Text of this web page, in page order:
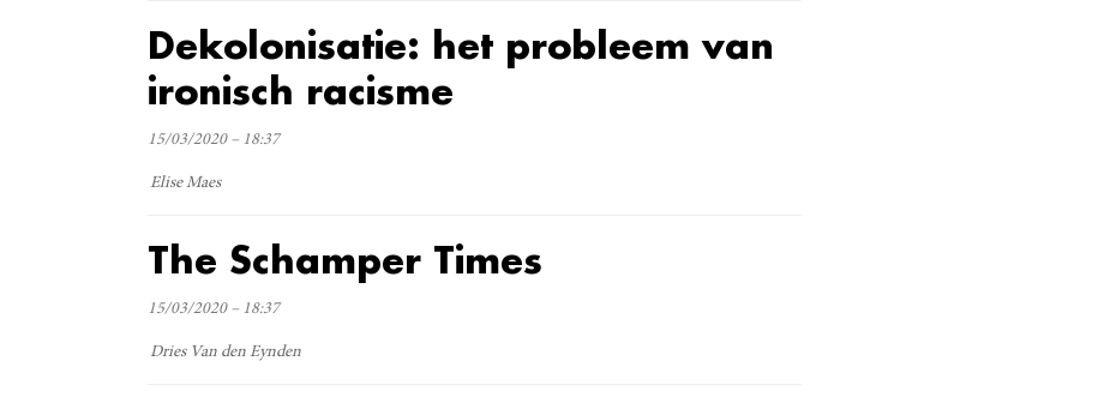
Dekolonisatie: het probleem van
ironisch racisme
15/03/2020 – 18:37
Elise Maes
The Schamper Times
15/03/2020 – 18:37
Dries Van den Eynden